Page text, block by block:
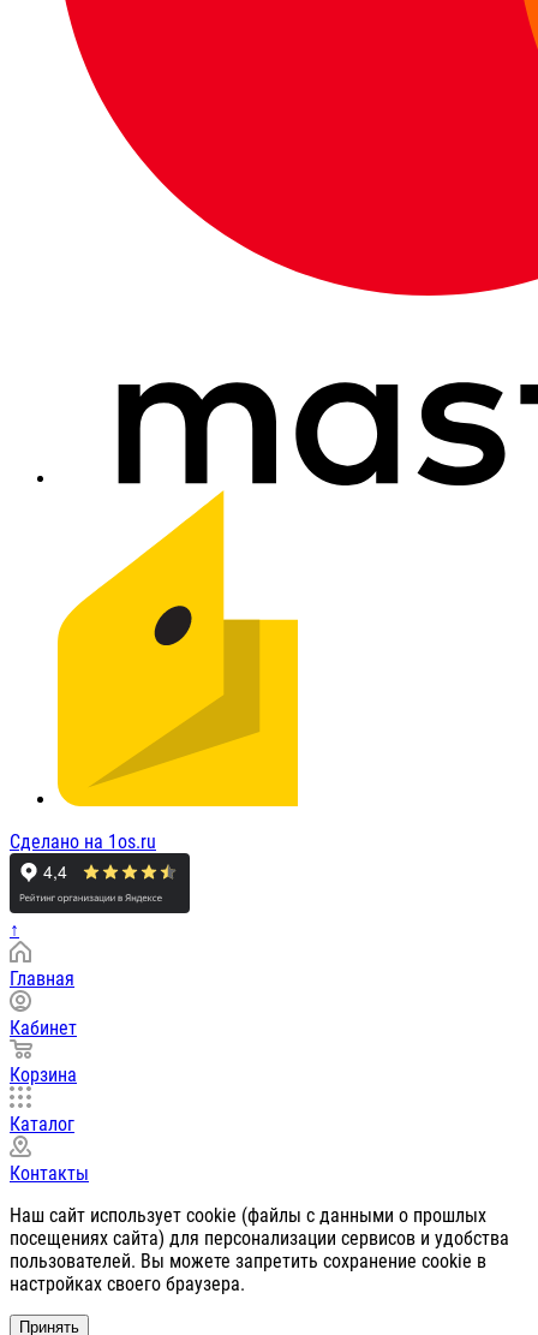
Сделано на 1os.ru
↑
Главная
Кабинет
Корзина
Каталог
Контакты
Наш сайт использует cookie (файлы с данными о прошлых
посещениях сайта) для персонализации сервисов и удобства
пользователей. Вы можете запретить сохранение cookie в
настройках своего браузера.
Принять